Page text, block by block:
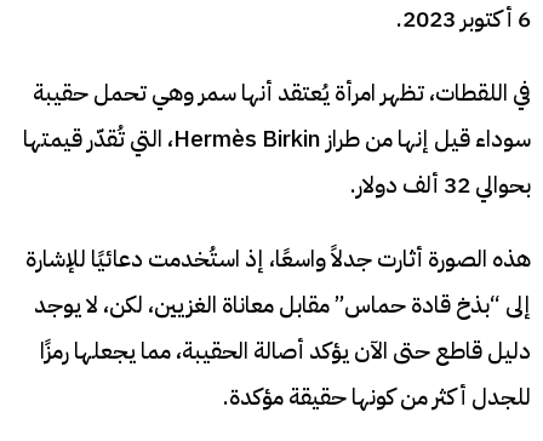
6 أكتوبر 2023.
في اللقطات، تظهر امرأة يُعتقد أنها سمر وهي تحمل حقيبة
سوداء قيل إنها من طراز Hermès Birkin، التي تُقدّر قيمتها
بحوالي 32 ألف دولار.
هذه الصورة أثارت جدلاً واسعًا، إذ استُخدمت دعائيًا للإشارة
إلى “بذخ قادة حماس” مقابل معاناة الغزيين، لكن، لا يوجد
دليل قاطع حتى الآن يؤكد أصالة الحقيبة، مما يجعلها رمزًا
للجدل أكثر من كونها حقيقة مؤكدة.